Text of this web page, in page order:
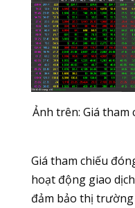
Ảnh trên: Giá
Giá tham chiếu
hoạt động giao
đảm bảo thị